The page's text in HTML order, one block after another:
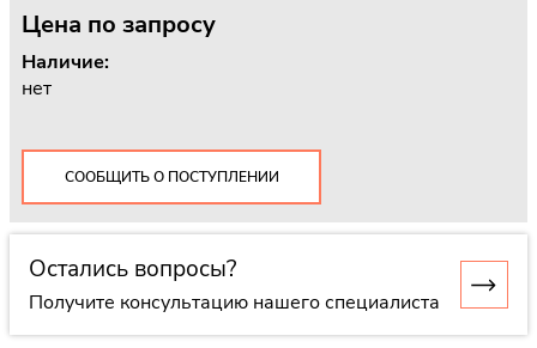
Цена по запросу
Наличие:
нет
СООБЩИТЬ О ПОСТУПЛЕНИИ
Остались вопросы?
Получите консультацию нашего специалиста